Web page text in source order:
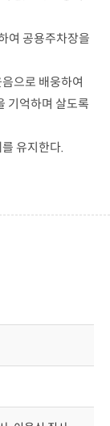
여 공용주차장을
으로 배웅하여
기억하며 살도록
유지한다.